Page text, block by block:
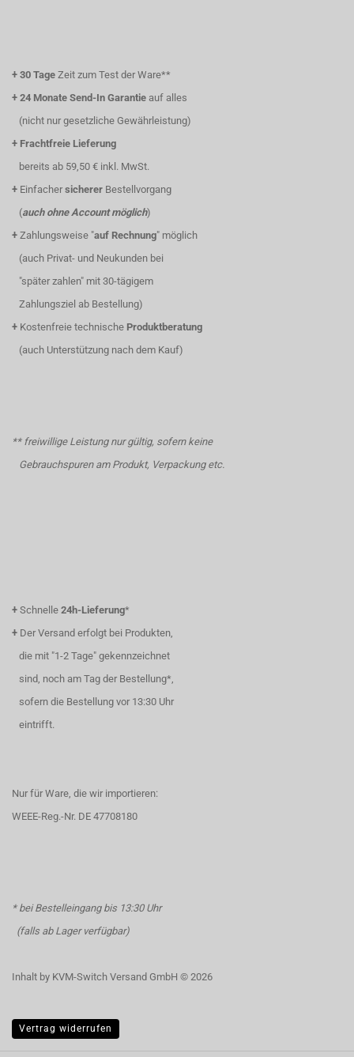
+ 30 Tage Zeit zum Test der Ware**
+ 24 Monate Send-In Garantie auf alles
(nicht nur gesetzliche Gewährleistung)
+ Frachtfreie Lieferung
bereits ab 59,50 € inkl. MwSt.
+ Einfacher sicherer Bestellvorgang
(auch ohne Account möglich)
+ Zahlungsweise "auf Rechnung" möglich
(auch Privat- und Neukunden bei
"später zahlen" mit 30-tägigem
Zahlungsziel ab Bestellung)
+ Kostenfreie technische Produktberatung
(auch Unterstützung nach dem Kauf)
** freiwillige Leistung nur gültig, sofern keine
Gebrauchspuren am Produkt, Verpackung etc.
+ Schnelle 24h-Lieferung*
+ Der Versand erfolgt bei Produkten,
die mit "1-2 Tage" gekennzeichnet
sind, noch am Tag der Bestellung*,
sofern die Bestellung vor 13:30 Uhr
eintrifft.
Nur für Ware, die wir importieren:
WEEE-Reg.-Nr. DE 47708180
* bei Bestelleingang bis 13:30 Uhr
(falls ab Lager verfügbar)
Inhalt by KVM-Switch Versand GmbH © 2026
Vertrag widerrufen